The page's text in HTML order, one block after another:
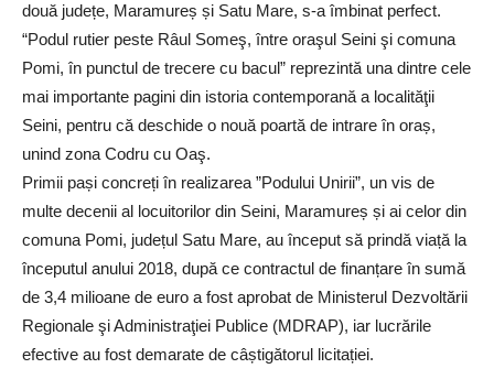
două județe, Maramureș și Satu Mare, s-a îmbinat perfect.
“Podul rutier peste Râul Someş, între oraşul Seini şi comuna
Pomi, în punctul de trecere cu bacul” reprezintă una dintre cele
mai importante pagini din istoria contemporană a localităţii
Seini, pentru că deschide o nouă poartă de intrare în oraș,
unind zona Codru cu Oaş.
Primii pași concreți în realizarea ”Podului Unirii”, un vis de
multe decenii al locuitorilor din Seini, Maramureș și ai celor din
comuna Pomi, județul Satu Mare, au început să prindă viață la
începutul anului 2018, după ce contractul de finanțare în sumă
de 3,4 milioane de euro a fost aprobat de Ministerul Dezvoltării
Regionale şi Administraţiei Publice (MDRAP), iar lucrările
efective au fost demarate de câștigătorul licitației.